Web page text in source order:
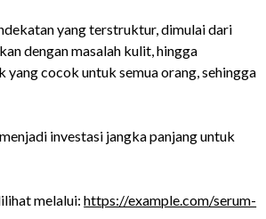
yang terstruktur, dimulai dari
dengan masalah kulit, hingga
cocok untuk semua orang, sehingga
investasi jangka panjang untuk
melalui:https://example.com/serum-